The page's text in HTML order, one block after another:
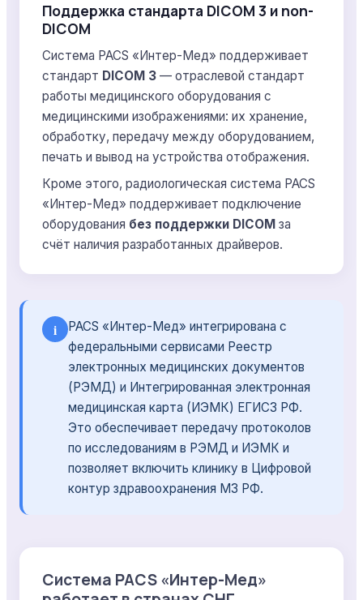
Поддержка стандарта DICOM 3 и non-
DICOM
Система PACS «Интер-Мед» поддерживает
стандарт DICOM 3 — отраслевой стандарт
работы медицинского оборудования с
медицинскими изображениями: их хранение,
обработку, передачу между оборудованием,
печать и вывод на устройства отображения.
Кроме этого, радиологическая система PACS
«Интер-Мед» поддерживает подключение
оборудования без поддержки DICOM за
счёт наличия разработанных драйверов.
i
PACS «Интер-Мед» интегрирована с
федеральными сервисами Реестр
электронных медицинских документов
(РЭМД) и Интегрированная электронная
медицинская карта (ИЭМК) ЕГИСЗ РФ.
Это обеспечивает передачу протоколов
по исследованиям в РЭМД и ИЭМК и
позволяет включить клинику в Цифровой
контур здравоохранения МЗ РФ.
Система PACS «Интер-Мед»